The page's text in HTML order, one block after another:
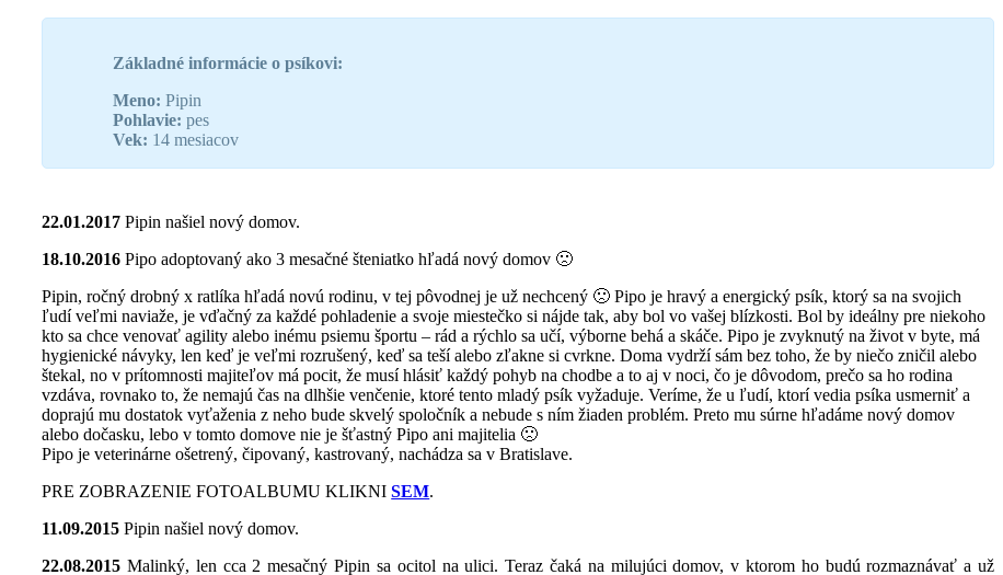
Základné informácie o psíkovi:
Meno: Pipin
Pohlavie: pes
Vek: 14 mesiacov
22.01.2017 Pipin našiel nový domov.
18.10.2016 Pipo adoptovaný ako 3 mesačné šteniatko hľadá nový domov 🙁
Pipin, ročný drobný x ratlíka hľadá novú rodinu, v tej pôvodnej je už nechcený 🙁 Pipo je hravý a energický psík, ktorý sa na svojich
ľudí veľmi naviaže, je vďačný za každé pohladenie a svoje miestečko si nájde tak, aby bol vo vašej blízkosti. Bol by ideálny pre niekoho
kto sa chce venovať agility alebo inému psiemu športu – rád a rýchlo sa učí, výborne behá a skáče. Pipo je zvyknutý na život v byte, má
hygienické návyky, len keď je veľmi rozrušený, keď sa teší alebo zľakne si cvrkne. Doma vydrží sám bez toho, že by niečo zničil alebo
štekal, no v prítomnosti majiteľov má pocit, že musí hlásiť každý pohyb na chodbe a to aj v noci, čo je dôvodom, prečo sa ho rodina
vzdáva, rovnako to, že nemajú čas na dlhšie venčenie, ktoré tento mladý psík vyžaduje. Veríme, že u ľudí, ktorí vedia psíka usmerniť a
doprajú mu dostatok vyťaženia z neho bude skvelý spoločník a nebude s ním žiaden problém. Preto mu súrne hľadáme nový domov
alebo dočasku, lebo v tomto domove nie je šťastný Pipo ani majitelia 🙁
Pipo je veterinárne ošetrený, čipovaný, kastrovaný, nachádza sa v Bratislave.
PRE ZOBRAZENIE FOTOALBUMU KLIKNISEM.
11.09.2015 Pipin našiel nový domov.
22.08.2015 Malinký, len cca 2 mesačný Pipin sa ocitol na ulici. Teraz čaká na milujúci domov, v ktorom ho budú rozmaznávať a už